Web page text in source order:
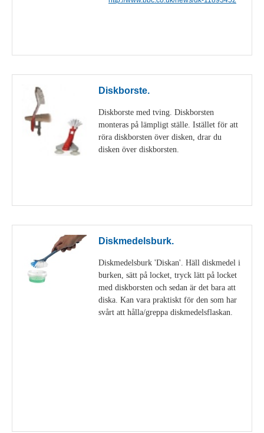
Diskborste.
Diskborste med tving. Diskborsten
monteras på lämpligt ställe. Istället för att
röra diskborsten över disken, drar du
disken över diskborsten.
Diskmedelsburk.
Diskmedelsburk 'Diskan'. Häll diskmedel i
burken, sätt på locket, tryck lätt på locket
med diskborsten och sedan är det bara att
diska. Kan vara praktiskt för den som har
svårt att hålla/greppa diskmedelsflaskan.